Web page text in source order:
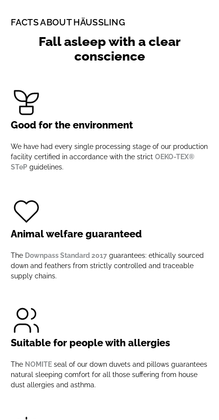
FACTS ABOUT HÄUSSLING
Fall asleep with a clear
conscience
Good for the environment
We have had every single processing stage of our production
facility certified in accordance with the strictOEKO-TEX®
STeP guidelines.
Animal welfare guaranteed
The Downpass Standard 2017 guarantees: ethically sourced
down and feathers from strictly controlled and traceable
supply chains.
Suitable for people with allergies
The NOMITE seal of our down duvets and pillows guarantees
natural sleeping comfort for all those suffering from house
dust allergies and asthma.